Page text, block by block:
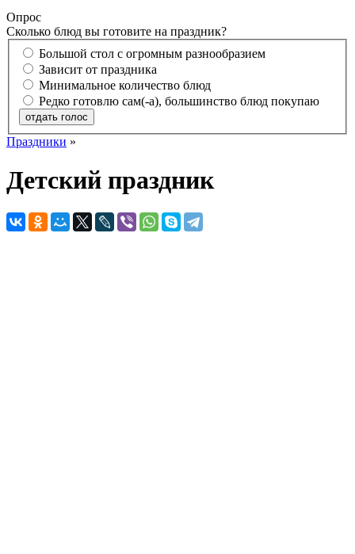
Опрос
Сколько блюд вы готовите на праздник?
Большой стол с огромным разнообразием
Зависит от праздника
Минимальное количество блюд
Редко готовлю сам(-а), большинство блюд покупаю
отдать голос
Праздники »
Детский праздник